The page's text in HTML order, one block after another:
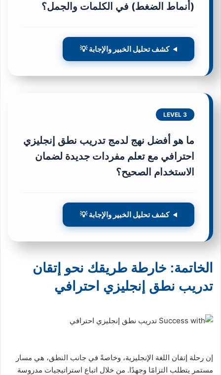
(أنماط الضغط) في الكلمات والجمل؟
كشف تحليل الخبير والإجابة 💡
LEVEL 3
ما هو أفضل نهج لدمج تدريب نطق إنجليزي
احترافي مع تعلم مفردات جديدة لضمان
الاستخدام الصحيح؟
كشف تحليل الخبير والإجابة 💡
الخاتمة: خارطة طريقك نحو إتقان
تدريب نطق إنجليزي احترافي
إن رحلة إتقان اللغة الإنجليزية، وخاصةً في جانب النطق، هي مسار
مستمر يتطلب التزامًا وجهدًا. من خلال اتباع استراتيجيات مدروسة